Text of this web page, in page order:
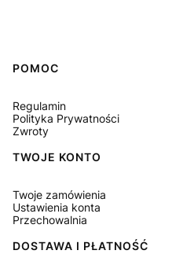
Linki w stopce
POMOC
Regulamin
Polityka Prywatności
Zwroty
TWOJE KONTO
Twoje zamówienia
Ustawienia konta
Przechowalnia
DOSTAWA I PŁATNOŚĆ